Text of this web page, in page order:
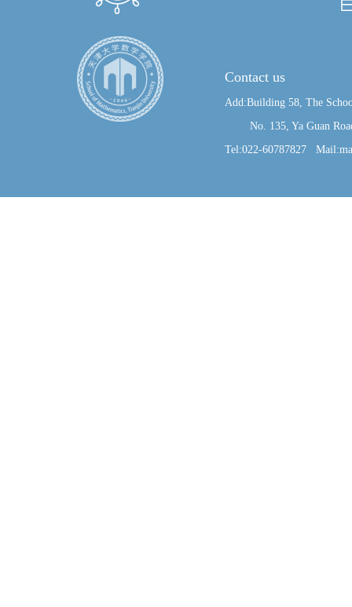
Contact us
Add:Building 58, The
No. 135, Ya Guan
Tel:022-60787827